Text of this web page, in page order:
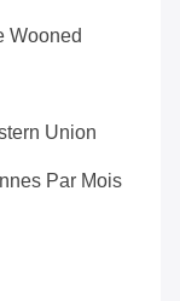
Wooned
Union
Par Mois